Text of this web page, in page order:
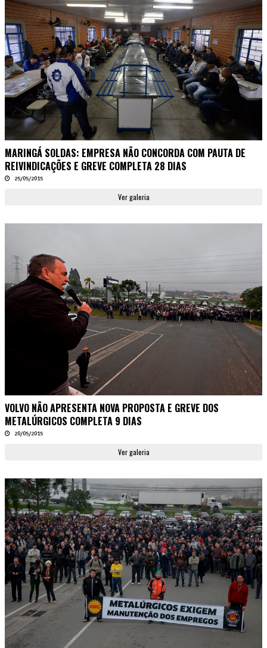
MARINGÁ SOLDAS: EMPRESA NÃO CONCORDA COM PAUTA DE
REIVINDICAÇÕES E GREVE COMPLETA 28 DIAS
25/05/2015
Ver galeria
VOLVO NÃO APRESENTA NOVA PROPOSTA E GREVE DOS
METALÚRGICOS COMPLETA 9 DIAS
20/05/2015
Ver galeria